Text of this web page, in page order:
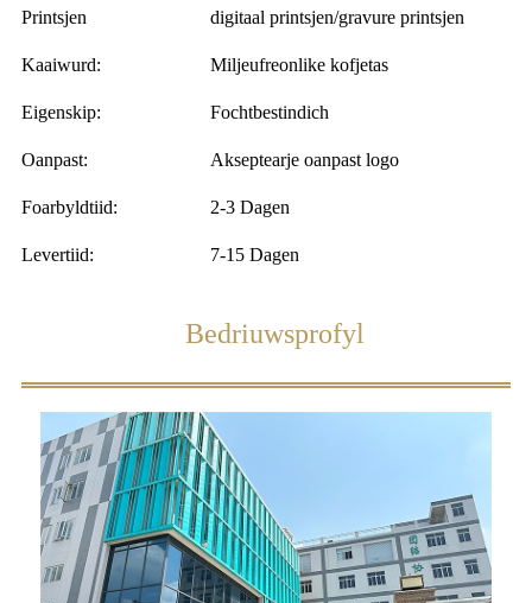
Printsjen digitaal printsjen/gravure printsjen
Kaaiwurd: Miljeufreonlike kofjetas
Eigenskip: Fochtbestindich
Oanpast: Akseptearje oanpast logo
Foarbyldtiid: 2-3 Dagen
Levertiid: 7-15 Dagen
Bedriuwsprofyl